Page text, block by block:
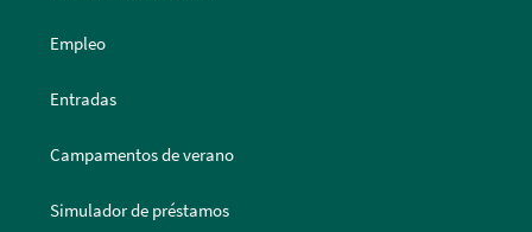
Empleo
Entradas
Campamentos de verano
Simulador de préstamos